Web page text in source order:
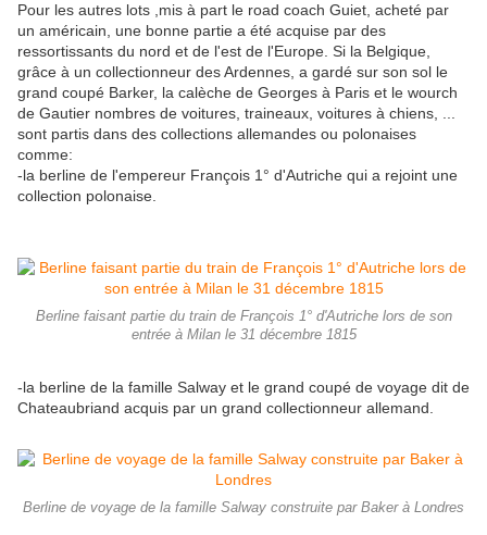
Pour les autres lots ,mis à part le road coach Guiet, acheté par
un américain, une bonne partie a été acquise par des
ressortissants du nord et de l'est de l'Europe. Si la Belgique,
grâce à un collectionneur des Ardennes, a gardé sur son sol le
grand coupé Barker, la calèche de Georges à Paris et le wourch
de Gautier nombres de voitures, traineaux, voitures à chiens, ...
sont partis dans des collections allemandes ou polonaises
comme:
-la berline de l'empereur François 1° d'Autriche qui a rejoint une
collection polonaise.
Berline faisant partie du train de François 1° d'Autriche lors de son
entrée à Milan le 31 décembre 1815
-la berline de la famille Salway et le grand coupé de voyage dit de
Chateaubriand acquis par un grand collectionneur allemand.
Berline de voyage de la famille Salway construite par Baker à Londres